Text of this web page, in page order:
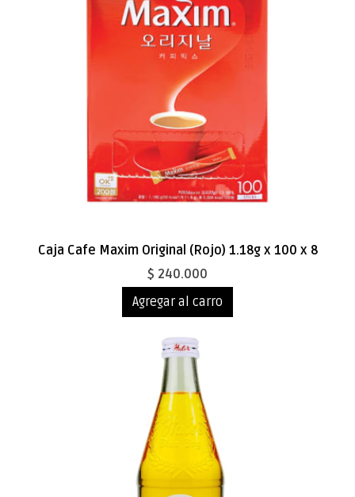
Caja Cafe Maxim Original (Rojo) 1.18g x 100 x 8
$ 240.000
Agregar al carro